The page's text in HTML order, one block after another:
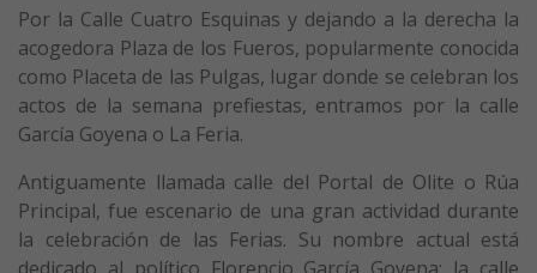
Por la Calle Cuatro Esquinas y dejando a la derecha la
acogedora Plaza de los Fueros, popularmente conocida
como Placeta de las Pulgas, lugar donde se celebran los
actos de la semana prefiestas, entramos por la calle
García Goyena o La Feria.
Antiguamente llamada calle del Portal de Olite o Rúa
Principal, fue escenario de una gran actividad durante
la celebración de las Ferias. Su nombre actual está